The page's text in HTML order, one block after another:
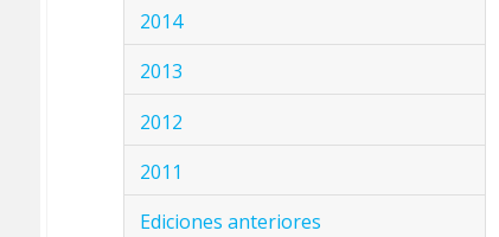
2014
2013
2012
2011
Ediciones anteriores